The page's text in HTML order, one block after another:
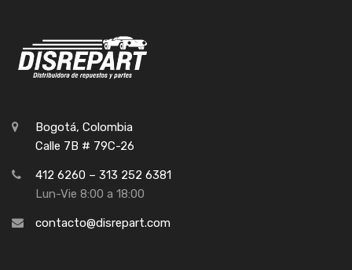
Bogotá, Colombia
Calle 7B # 79C-26
412 6260 – 313 252 6381
Lun-Vie 8:00 a 18:00
contacto@disrepart.com